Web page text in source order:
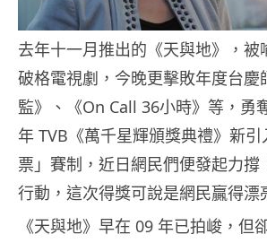
去年十一月推出的《天與地》，被
破格電視劇，今晚更擊敗年度台慶
監》、《On Call 36小時》等，勇
年 TVB《萬千星輝頒獎典禮》新
票」賽制，近日網民們便發起力撐
行動，這次得獎可說是網民贏得漂
《天與地》早在 09 年已拍峻，但